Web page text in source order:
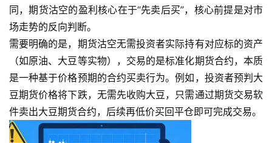
同，期货沽空的盈利核心在于“先卖后买”，核心前提是对市
场走势的反向判断。
需要明确的是，期货沽空无需投资者实际持有对应标的资产
（如原油、大豆等实物），交易的是标准化期货合约，本质
是一种基于价格预期的合约买卖行为。例如，投资者预判大
豆期货价格将下跌，无需先收购大豆，只需通过期货交易软
件卖出大豆期货合约，后续再低价买回平仓即可完成交易。